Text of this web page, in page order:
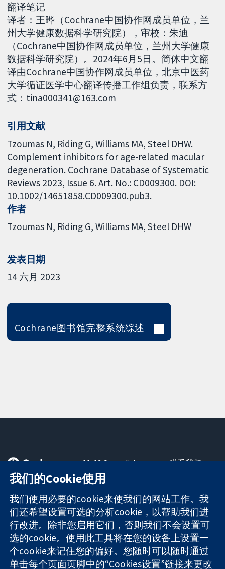
翻译笔记
译者：王晔（Cochrane中国协作网成员单位，兰
州大学健康数据科学研究院），审校：朱迪
（Cochrane中国协作网成员单位，兰州大学健康
数据科学研究院）。2024年6月5日。简体中文翻
译由Cochrane中国协作网成员单位，北京中医药
大学循证医学中心翻译传播工作组负责，联系方
式：tina000341@163.com
引用文献
Tzoumas N, Riding G, Williams MA, Steel DHW.
Complement inhibitors for age-related macular
degeneration. Cochrane Database of Systematic
Reviews 2023, Issue 6. Art. No.: CD009300. DOI:
10.1002/14651858.CD009300.pub3.
作者
Tzoumas N Riding G Williams MA Steel DHW
发表日期
14 六月 2023
Cochrane图书馆完整系统综述
可信任的证据
知情决定
更完善的医疗健
康
11-13 Cavendish
Square
London
W1G 0AN
United Kingdom
联系我们
关于我们
工作机会
Cochrane
Library
The Cochrane Collaboration is a charity (no. 1045921) and a
我们的Cookie使用
我们使用必要的cookie来使我们的网站工作。我
们还希望设置可选的分析cookie，以帮助我们进
行改进。除非您启用它们，否则我们不会设置可
选的cookie。使用此工具将在您的设备上设置一
个cookie来记住您的偏好。您随时可以随时通过
单击每个页面页脚中的“Cookies设置”链接来更改